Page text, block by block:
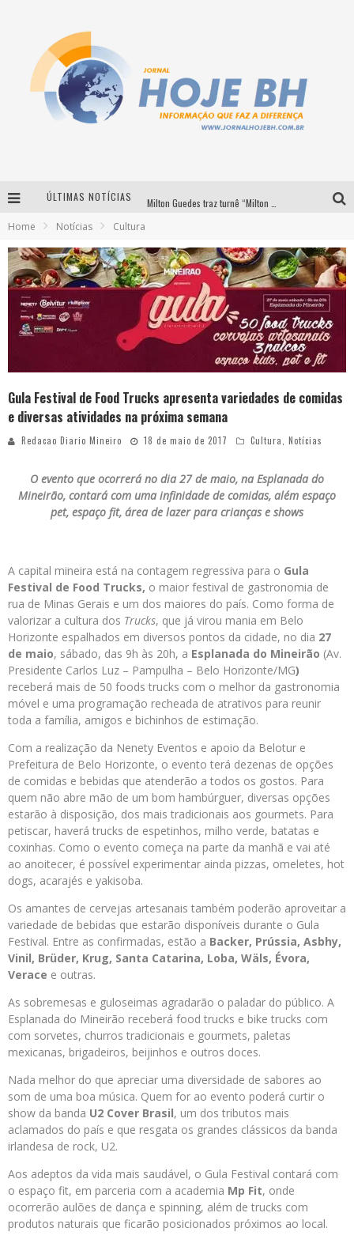
ÚLTIMAS NOTÍCIAS
É neste sábado: Marcelinho de Lima e Trio Virgulino agitam o Forró do Givanildo em Pedro Leopoldo
Simone celebra a força feminina e sua trajetória histórica na MPB em novo show “Que mulher é essa!?” em Belo Horizonte
Home Notícias Cultura
Gula Festival de Food Trucks apresenta variedades de comidas
e diversas atividades na próxima semana
Redacao Diario Mineiro 18 de maio de 2017 Cultura, Notícias
O evento que ocorrerá no dia 27 de maio, na Esplanada do
Mineirão, contará com uma infinidade de comidas, além espaço
pet, espaço fit, área de lazer para crianças e shows
A capital mineira está na contagem regressiva para o Gula
Festival de Food Trucks, o maior festival de gastronomia de
rua de Minas Gerais e um dos maiores do país. Como forma de
valorizar a cultura dos Trucks, que já virou mania em Belo
Horizonte espalhados em diversos pontos da cidade, no dia 27
de maio, sábado, das 9h às 20h, a Esplanada do Mineirão (Av.
Presidente Carlos Luz – Pampulha – Belo Horizonte/MG)
receberá mais de 50 foods trucks com o melhor da gastronomia
móvel e uma programação recheada de atrativos para reunir
toda a família, amigos e bichinhos de estimação.
Com a realização da Nenety Eventos e apoio da Belotur e
Prefeitura de Belo Horizonte, o evento terá dezenas de opções
de comidas e bebidas que atenderão a todos os gostos. Para
quem não abre mão de um bom hambúrguer, diversas opções
estarão à disposição, dos mais tradicionais aos gourmets. Para
petiscar, haverá trucks de espetinhos, milho verde, batatas e
coxinhas. Como o evento começa na parte da manhã e vai até
ao anoitecer, é possível experimentar ainda pizzas, omeletes, hot
dogs, acarajés e yakisoba.
Os amantes de cervejas artesanais também poderão aproveitar a
variedade de bebidas que estarão disponíveis durante o Gula
Festival. Entre as confirmadas, estão a Backer, Prússia, Asbhy,
Vinil, Brüder, Krug, Santa Catarina, Loba, Wäls, Évora,
Verace e outras.
As sobremesas e guloseimas agradarão o paladar do público. A
Esplanada do Mineirão receberá food trucks e bike trucks com
com sorvetes, churros tradicionais e gourmets, paletas
mexicanas, brigadeiros, beijinhos e outros doces.
Nada melhor do que apreciar uma diversidade de sabores ao
som de uma boa música. Quem for ao evento poderá curtir o
show da banda U2 Cover Brasil, um dos tributos mais
aclamados do país e que resgata os grandes clássicos da banda
irlandesa de rock, U2.
Aos adeptos da vida mais saudável, o Gula Festival contará com
o espaço fit, em parceria com a academia Mp Fit, onde
ocorrerão aulões de dança e spinning, além de trucks com
produtos naturais que ficarão posicionados próximos ao local.